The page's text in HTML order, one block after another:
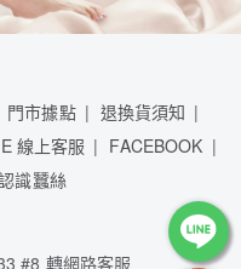
門市據點
退換貨須知
線上客服
FACEBOOK
識蠶絲
#8 轉網路客服